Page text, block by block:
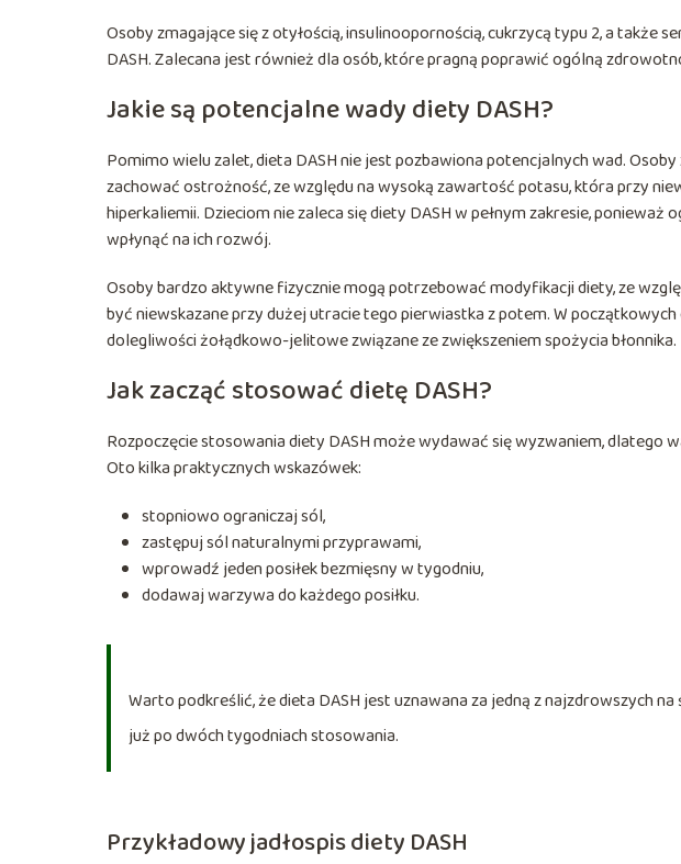
Osoby zmagające się z otyłością, insulinoopornością, cukrzycą typu 2, a także
DASH. Zalecana jest również dla osób, które pragną poprawić ogólną
Jakie są potencjalne wady diety DASH?
Pomimo wielu zalet, dieta DASH nie jest pozbawiona potencjalnych wad.
zachować ostrożność, ze względu na wysoką zawartość potasu, która przy
hiperkaliemii. Dzieciom nie zaleca się diety DASH w pełnym zakresie, ponieważ
wpłynąć na ich rozwój.
Osoby bardzo aktywne fizycznie mogą potrzebować modyfikacji diety, ze
być niewskazane przy dużej utracie tego pierwiastka z potem. W
dolegliwości żołądkowo-jelitowe związane ze zwiększeniem spożycia błonnika.
Jak zacząć stosować dietę DASH?
Rozpoczęcie stosowania diety DASH może wydawać się wyzwaniem, dlatego
Oto kilka praktycznych wskazówek:
stopniowo ograniczaj sól,
zastępuj sól naturalnymi przyprawami,
wprowadź jeden posiłek bezmięsny w tygodniu,
dodawaj warzywa do każdego posiłku.
Warto podkreślić, że dieta DASH jest uznawana za jedną z najzdrowszych
już po dwóch tygodniach stosowania.
Przykładowy jadłospis diety DASH